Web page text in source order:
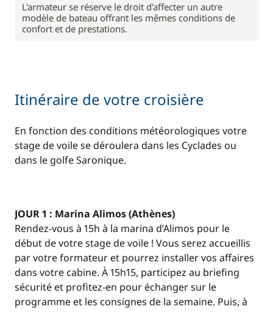
L'armateur se réserve le droit d'affecter un autre
modèle de bateau offrant les mêmes conditions de
confort et de prestations.
Itinéraire de votre croisière
En fonction des conditions météorologiques votre
stage de voile se déroulera dans les Cyclades ou
dans le golfe Saronique.
JOUR 1 : Marina Alimos (Athènes)
Rendez-vous à 15h à la marina d’Alimos pour le
début de votre stage de voile ! Vous serez accueillis
par votre formateur et pourrez installer vos affaires
dans votre cabine. À 15h15, participez au briefing
sécurité et profitez-en pour échanger sur le
programme et les consignes de la semaine. Puis, à